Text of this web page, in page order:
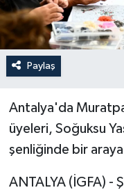
Paylaş
Antalya'da
üyeleri, Soğuksu
şenliğinde bir
ANTALYA (İGFA) -